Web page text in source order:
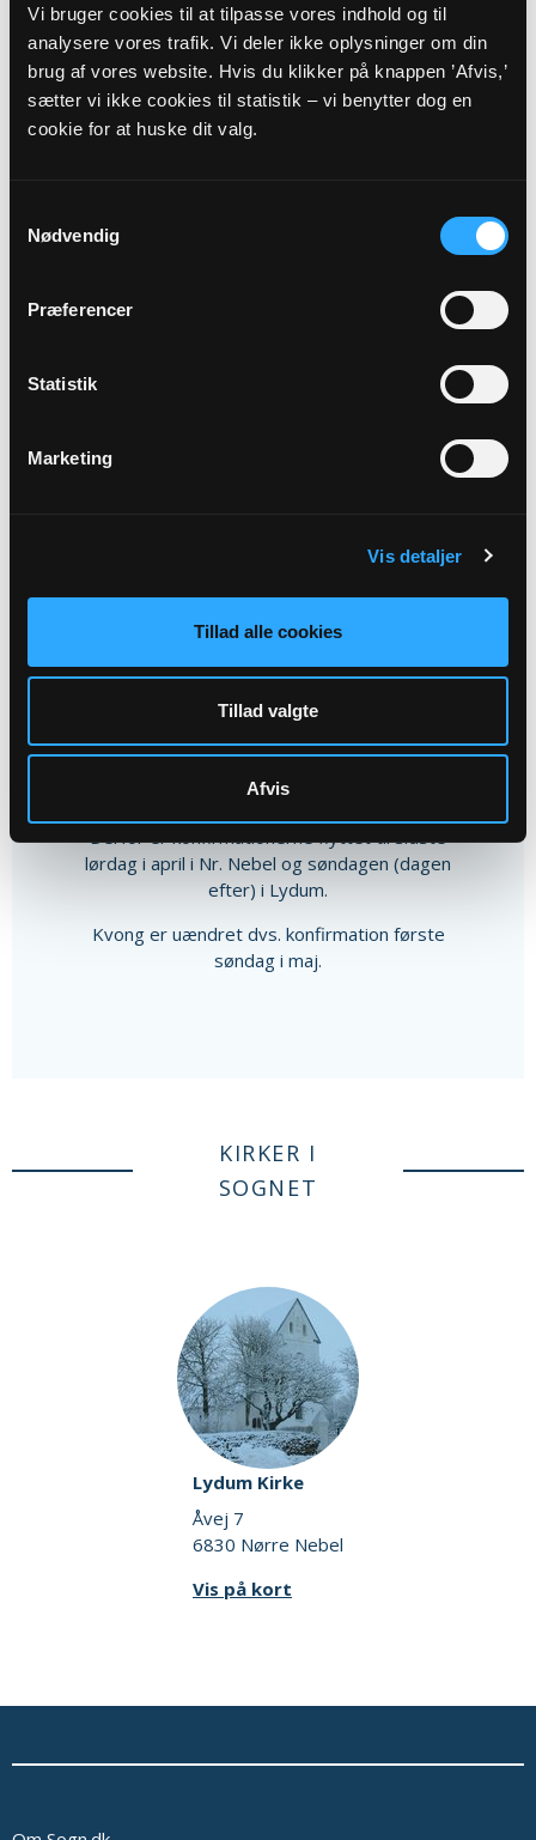
Vi bruger cookies til at tilpasse vores indhold og til
analysere vores trafik. Vi deler ikke oplysninger om din
brug af vores website. Hvis du klikker på knappen ’Afvis,’
sætter vi ikke cookies til statistik – vi benytter dog en
cookie for at huske dit valg.
Nødvendig
Præferencer
Statistik
Marketing
Vis detaljer
Tillad alle cookies
Tillad valgte
Afvis
Alle helgens dag
Lydum Kirke, kl. 13:00
Ann Andersen
Der er ingen forestående arrangementer indtastet.
Konfirmation
Konfirmation 2024 og fremadrettet i Nr. Nebel,
Lydum og Kvong:
Bededag er som alle ved blevet afskaffet.
Derfor er konfirmationerne flyttet til sidste
lørdag i april i Nr. Nebel og søndagen (dagen
efter) i Lydum.
Kvong er uændret dvs. konfirmation første
søndag i maj.
KIRKER I
SOGNET
Lydum Kirke
Åvej 7
6830 Nørre Nebel
Vis på kort